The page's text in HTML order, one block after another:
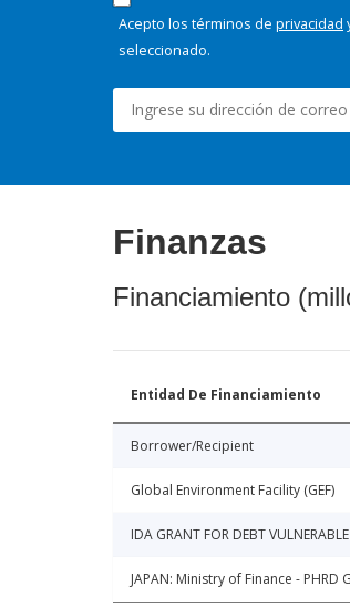
Acepto los términos de privacidad
seleccionado.
Finanzas
Financiamiento
Entidad De Financiamiento
Borrower/Recipient
Global Environment Facility (GEF)
IDA GRANT FOR DEBT VULNERABLE
JAPAN: Ministry of Finance - PHRD